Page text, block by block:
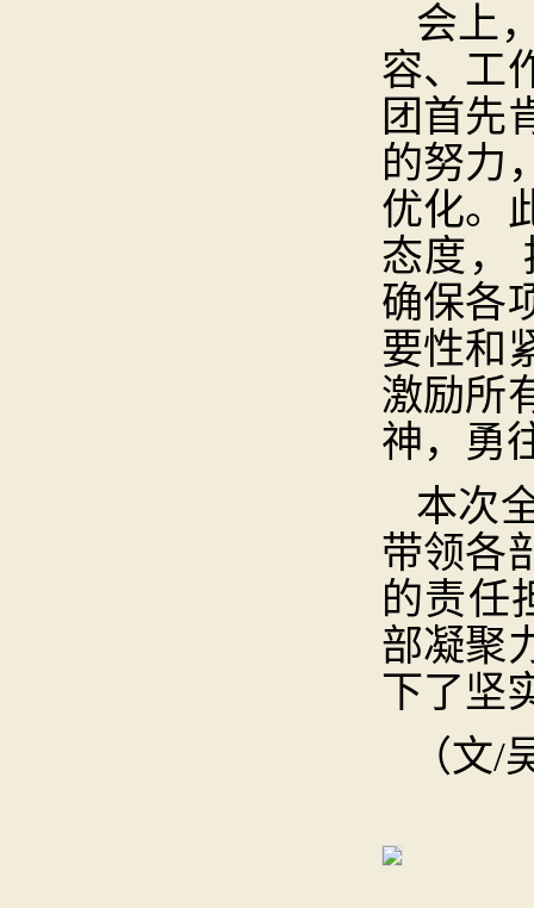
会上
容、工
团首先
的努力
优化。
态度，
确保各
要性和
激励所
神，勇
本次
带领各
的责任
部凝聚
下了坚
（文